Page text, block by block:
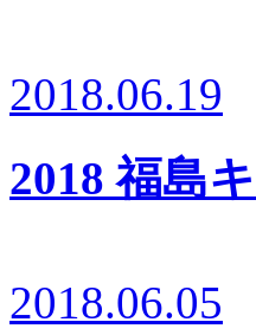
2018.06.19
2018 福島
2018.06.05